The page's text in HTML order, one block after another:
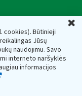
cookies). Būtinieji
Jūsų
naudojimu. Savo
interneto naršyklės
informacijos
el.paštas:
prie Lietuvos
Juridinių